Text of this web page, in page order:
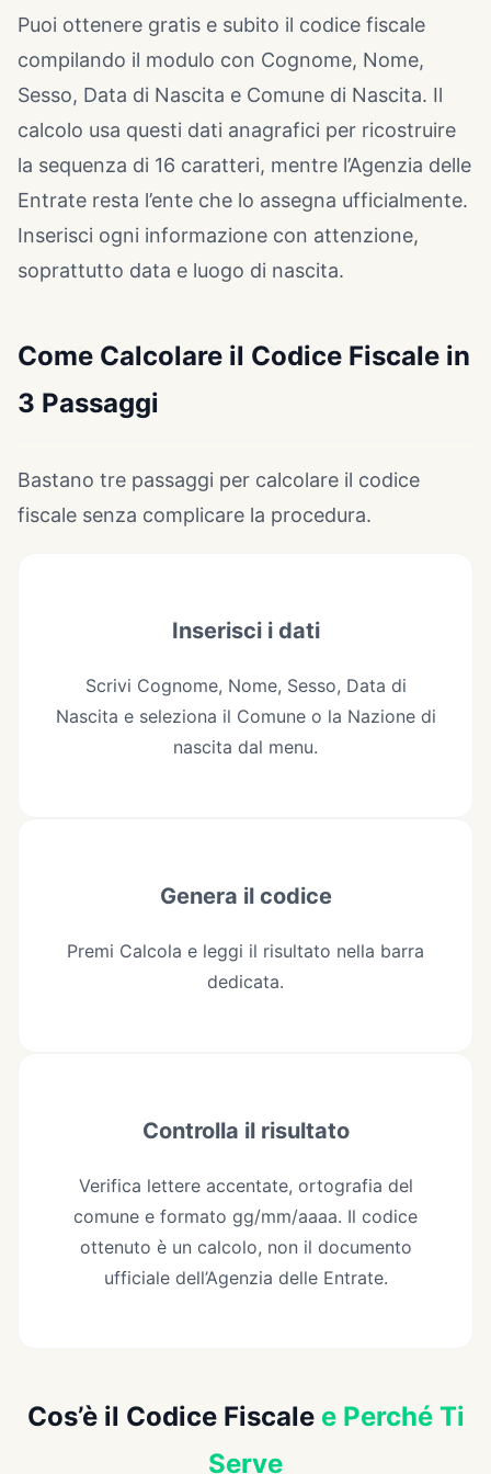
Puoi ottenere gratis e subito il codice fiscale
compilando il modulo con Cognome, Nome,
Sesso, Data di Nascita e Comune di Nascita. Il
calcolo usa questi dati anagrafici per ricostruire
la sequenza di 16 caratteri, mentre l’Agenzia delle
Entrate resta l’ente che lo assegna ufficialmente.
Inserisci ogni informazione con attenzione,
soprattutto data e luogo di nascita.
Come Calcolare il Codice Fiscale in
3 Passaggi
Bastano tre passaggi per calcolare il codice
fiscale senza complicare la procedura.
Inserisci i dati
Scrivi Cognome, Nome, Sesso, Data di
Nascita e seleziona il Comune o la Nazione di
nascita dal menu.
Genera il codice
Premi Calcola e leggi il risultato nella barra
dedicata.
Controlla il risultato
Verifica lettere accentate, ortografia del
comune e formato gg/mm/aaaa. Il codice
ottenuto è un calcolo, non il documento
ufficiale dell’Agenzia delle Entrate.
Cos’è il Codice Fiscale e Perché Ti
Serve